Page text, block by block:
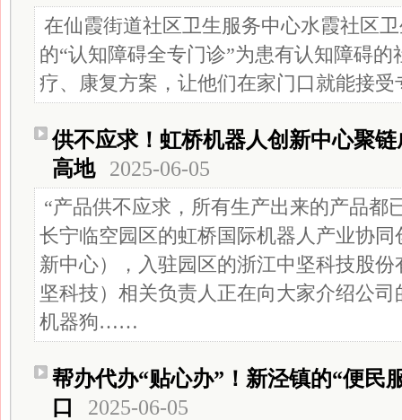
在仙霞街道社区卫生服务中心水霞社区
的“认知障碍全专门诊”为患有认知障碍
疗、康复方案，让他们在家门口就能接
供不应求！虹桥机器人创新中心聚
高地
2025-06-05
“产品供不应求，所有生产出来的产品都
长宁临空园区的虹桥国际机器人产业协
新中心），入驻园区的浙江中坚科技股
坚科技）相关负责人正在向大家介绍公司
机器狗……
帮办代办“贴心办”！新泾镇的“便民
口
2025-06-05